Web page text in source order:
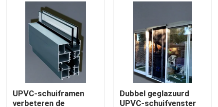
video's
Ongeveer ons
Fabrieksreis
UPVC-schuiframen
verbeteren de
Dubbel geglazuurd
UPVC-schuifvenster